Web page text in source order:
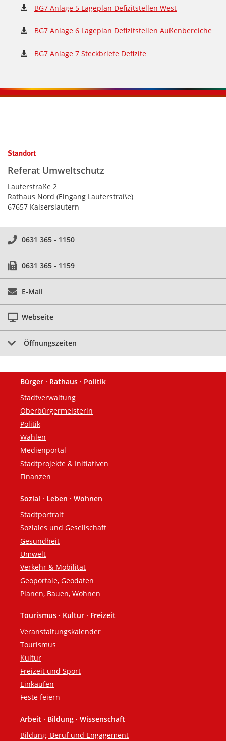
BG7 Anlage 5 Lageplan Defizitstellen West
BG7 Anlage 6 Lageplan Defizitstellen Außenbereiche
BG7 Anlage 7 Steckbriefe Defizite
Standort
Referat Umweltschutz
Lauterstraße 2
Rathaus Nord (Eingang Lauterstraße)
67657 Kaiserslautern
0631 365 - 1150
0631 365 - 1159
E-Mail
Webseite
Öffnungszeiten
Fußzeile
Bürger · Rathaus · Politik
Stadtverwaltung
Oberbürgermeisterin
Politik
Wahlen
Medienportal
Stadtprojekte & Initiativen
Finanzen
Sozial · Leben · Wohnen
Stadtportrait
Soziales und Gesellschaft
Gesundheit
Umwelt
Verkehr & Mobilität
Geoportale, Geodaten
Planen, Bauen, Wohnen
Tourismus · Kultur · Freizeit
Veranstaltungskalender
Tourismus
Kultur
Freizeit und Sport
Einkaufen
Feste feiern
Arbeit · Bildung · Wissenschaft
Bildung, Beruf und Engagement